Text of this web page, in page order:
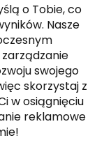
o Tobie, co
Nasze
swojego
skorzystaj z
w osiągnięciu
reklamowe